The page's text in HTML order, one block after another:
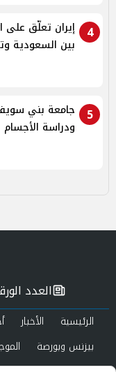
4
إيران تعلّق على
بين السعودية
5
جامعة بني
ودراسة الأجسام
العدد
الرئيسية الأخبار
بيزنس وبورصة